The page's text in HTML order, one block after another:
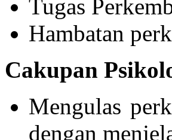
Tugas
Hambatan
Cakupan
Mengulas
dengan